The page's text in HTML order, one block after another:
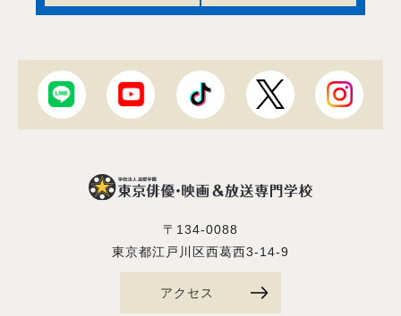
〒134-0088
東京都江戸川区西葛西3-14-9
アクセス